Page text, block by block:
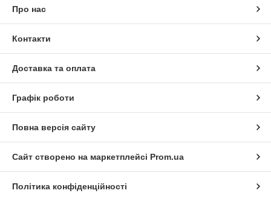
Про нас
Контакти
Доставка та оплата
Графік роботи
Повна версія сайту
Сайт створено на маркетплейсі Prom.ua
Політика конфіденційності